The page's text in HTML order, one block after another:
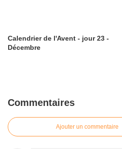
Calendrier de l'Avent - jour 23 -
Décembre
Commentaires
Ajouter un commentaire